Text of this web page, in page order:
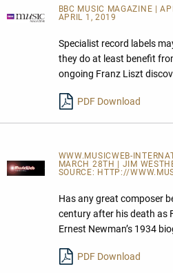
BBC MUSIC MAGAZINE |
APRIL 1, 2019
Specialist record labels
they do at least benefit
ongoing Franz Liszt
PDF Download
WWW.MUSICWEB-
MARCH 28TH | JIM
SOURCE: HTTP://
Has any great composer
century after his death as
Ernest Newman’s 1934
PDF Download